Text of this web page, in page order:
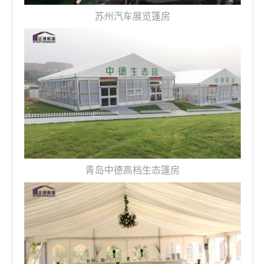
苏州汽车展览篷房
青岛中德高档生态篷房